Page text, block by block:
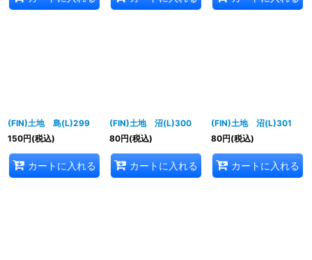
(FIN)土地 島(L)299
150円(税込)
カートに入れる
(FIN)土地 沼(L)300
80円(税込)
カートに入れる
(FIN)土地 沼(L)301
80円(税込)
カートに入れる